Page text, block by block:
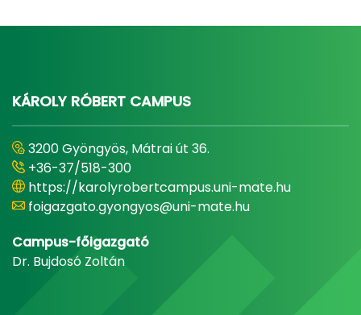
KÁROLY RÓBERT CAMPUS
3200 Gyöngyös, Mátrai út 36.
+36-37/518-300
https://karolyrobertcampus.uni-mate.hu
foigazgato.gyongyos@uni-mate.hu
Campus-főigazgató
Dr. Bujdosó Zoltán